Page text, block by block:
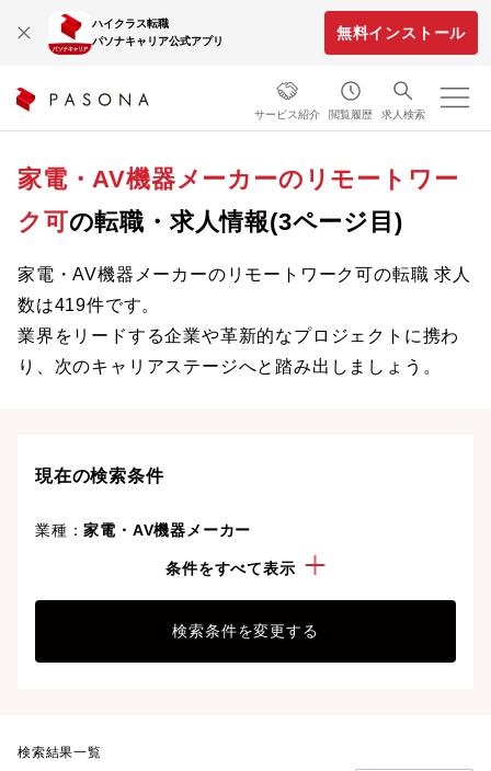
ハイクラス転職
パソナキャリア公式アプリ
無料インストール
サービス紹介 閲覧履歴 求人検索
家電・AV機器メーカーのリモートワー
ク可の転職・求人情報(3ページ目)
家電・AV機器メーカーのリモートワーク可の転職 求人
数は419件です。
業界をリードする企業や革新的なプロジェクトに携わ
り、次のキャリアステージへと踏み出しましょう。
現在の検索条件
業種：家電・AV機器メーカー
リモートワーク可
条件をすべて表示
検索条件を変更する
検索結果一覧